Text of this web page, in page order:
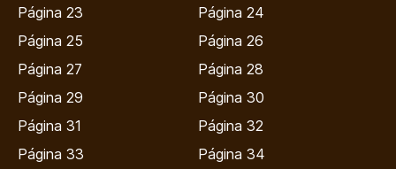
Página 23
Página 24
Página 25
Página 26
Página 27
Página 28
Página 29
Página 30
Página 31
Página 32
Página 33
Página 34